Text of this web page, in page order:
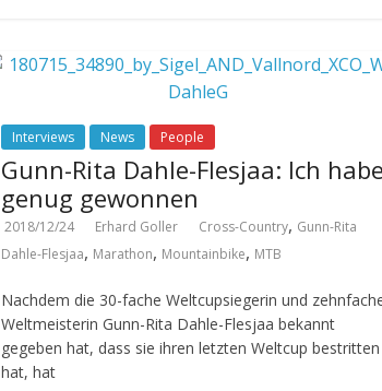
Interviews News People
Gunn-Rita Dahle-Flesjaa: Ich habe
genug gewonnen
2018/12/24 Erhard Goller Cross-Country, Gunn-Rita
Dahle-Flesjaa, Marathon, Mountainbike, MTB
Nachdem die 30-fache Weltcupsiegerin und
Weltmeisterin Gunn-Rita Dahle-Flesjaa bekannt
gegeben hat, dass sie ihren letzten Weltcup bestritten
hat, hat